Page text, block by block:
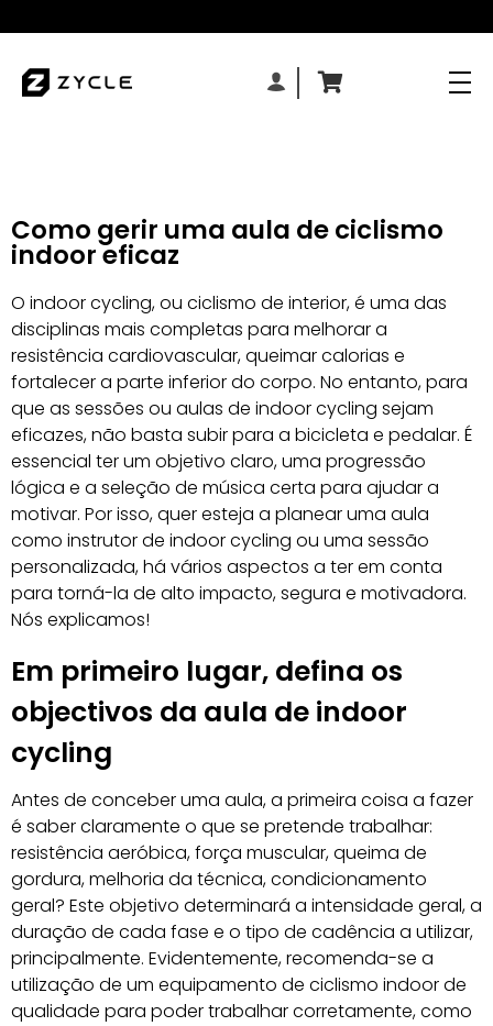
Como gerir uma aula de ciclismo
indoor eficaz
O indoor cycling, ou ciclismo de interior, é uma das
disciplinas mais completas para melhorar a
resistência cardiovascular, queimar calorias e
fortalecer a parte inferior do corpo. No entanto, para
que as sessões ou aulas de indoor cycling sejam
eficazes, não basta subir para a bicicleta e pedalar. É
essencial ter um objetivo claro, uma progressão
lógica e a seleção de música certa para ajudar a
motivar. Por isso, quer esteja a planear uma aula
como instrutor de indoor cycling ou uma sessão
personalizada, há vários aspectos a ter em conta
para torná-la de alto impacto, segura e motivadora.
Nós explicamos!
Em primeiro lugar, defina os
objectivos da aula de indoor
cycling
Antes de conceber uma aula, a primeira coisa a fazer
é saber claramente o que se pretende trabalhar:
resistência aeróbica, força muscular, queima de
gordura, melhoria da técnica, condicionamento
geral? Este objetivo determinará a intensidade geral, a
duração de cada fase e o tipo de cadência a utilizar,
principalmente. Evidentemente, recomenda-se a
utilização de um equipamento de ciclismo indoor de
qualidade para poder trabalhar corretamente, como